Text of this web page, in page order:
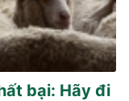
bại: Hãy đi